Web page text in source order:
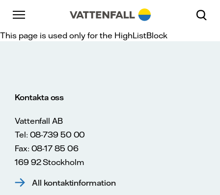
Skip to content
Gå till huvudnavigeringen
Gå till sidfoten
This page is used only for the HighListBlock
Gå till huvudnavigeringen
Kontakta oss
Vattenfall AB
Tel: 08-739 50 00
Fax: 08-17 85 06
169 92 Stockholm
All kontaktinformation